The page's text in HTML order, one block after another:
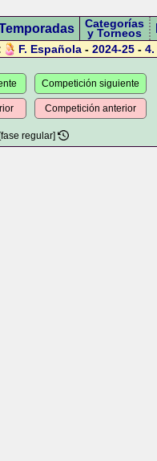
Categorías
y Torneos
F. Española - 2024-25 - 4.
Competición siguiente
Competición anterior
[fase regular]